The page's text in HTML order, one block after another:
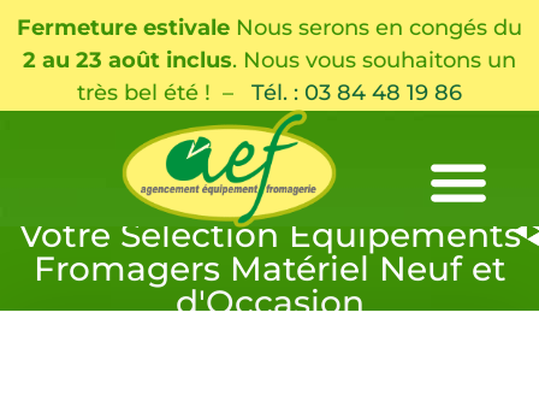
Fermeture estivale Nous serons en congés du
2 au 23 août inclus. Nous vous souhaitons un
très bel été ! – Tél. : 03 84 48 19 86
Votre Sélection Équipements
Fromagers Matériel Neuf et
d'Occasion